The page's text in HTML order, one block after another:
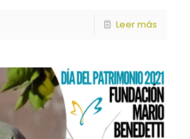
Leer más